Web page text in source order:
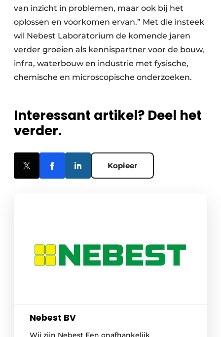
van inzicht in problemen, maar ook bij het
oplossen en voorkomen ervan.” Met die insteek
wil Nebest Laboratorium de komende jaren
verder groeien als kennispartner voor de bouw,
infra, waterbouw en industrie met fysische,
chemische en microscopische onderzoeken.
Interessant artikel? Deel het
verder.
Kopieer
Nebest BV
Wij zijn Nebest Een onafhankelijk